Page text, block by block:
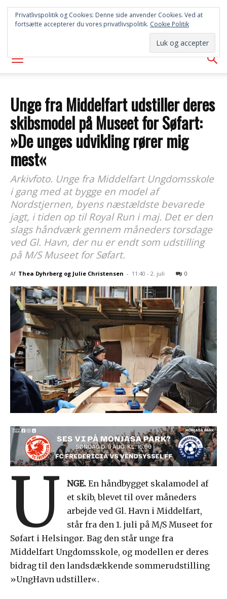
FREDERICIA
AVISEN
Unge fra Middelfart udstiller deres
skibsmodel på Museet for Søfart:
»De unges udvikling rører mig
mest«
Arkivfoto. Unge fra Middelfart Ungdomsskole
i gang med at bygge en model af
Nordstjernen, byens næstældste bevarede
jagt, i tiden op til Royal Run i maj. Det er den
slags håndværk gennem måneders torsdage
ved Gl. Havn, der nu er endt som udstilling
på M/S Museet for Søfart.
Af Thea Dyhrberg og Julie Christensen - 11:40 - 2. juli 0
U NGE. En håndbygget skalamodel af
et skib, blevet til over måneders
arbejde ved Gl. Havn i Middelfart,
står fra den 1. juli på M/S Museet for
Søfart i Helsingør. Bag den står unge fra
Middelfart Ungdomsskole, og modellen er deres
bidrag til den landsdækkende sommerudstilling
»UngHavn udstiller«.
Privatlivspolitik og Cookies: Denne side anvender Cookies. Ved at
fortsætte accepterer du vores privatlivspolitik. Cookie Politik